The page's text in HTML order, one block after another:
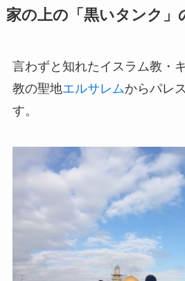
家の上の「黒いタンク」
言わずと知れたイスラム教・
教の聖地エルサレムからパレ
す。